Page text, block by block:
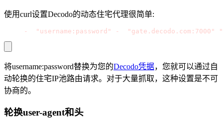
使用curl设置Decodo的动态住宅代理很简单:
- "username:password" - "gate.decodo.com:7000"
将username:password替换为您的Decodo凭据，您就可以通过自
动轮换的住宅IP池路由请求。对于大量抓取，这种设置是不可
协商的。
轮换user-agent和头